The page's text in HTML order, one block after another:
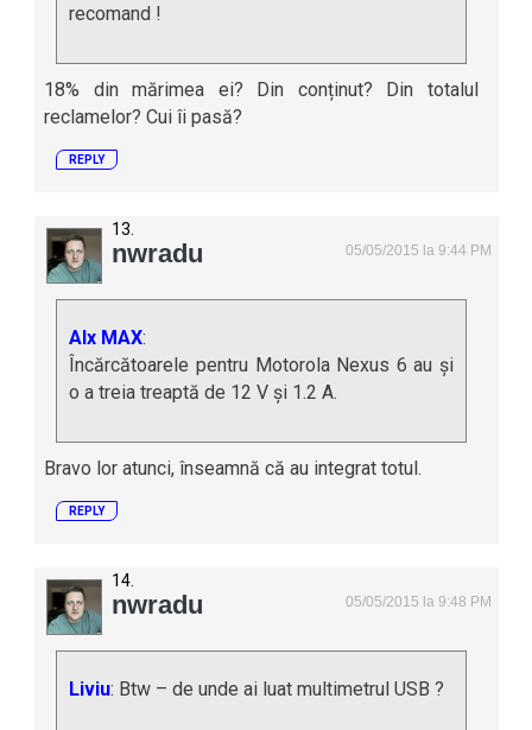
recomand !
18% din mărimea ei? Din conținut? Din totalul
reclamelor? Cui îi pasă?
REPLY
nwradu 05/05/2015 la 9:44 PM
Alx MAX:
Încărcătoarele pentru Motorola Nexus 6 au și
o a treia treaptă de 12 V și 1.2 A.
Bravo lor atunci, înseamnă că au integrat totul.
REPLY
nwradu 05/05/2015 la 9:48 PM
Liviu: Btw – de unde ai luat multimetrul USB ?